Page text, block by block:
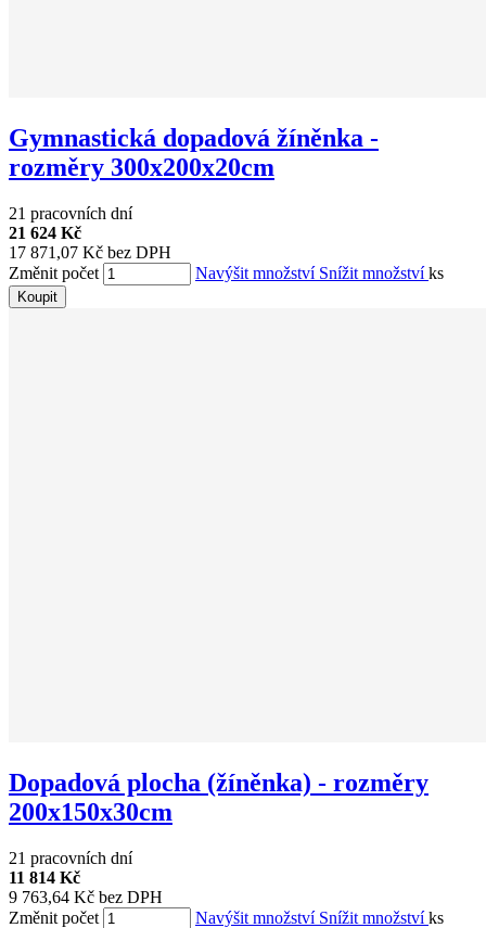
Gymnastická dopadová žíněnka -
rozměry 300x200x20cm
21 pracovních dní
21 624 Kč
17 871,07 Kč bez DPH
Změnit počet
Navýšit množství Snížit množstvíks
Koupit
Dopadová plocha (žíněnka) - rozměry
200x150x30cm
21 pracovních dní
11 814 Kč
9 763,64 Kč bez DPH
Změnit počet
Navýšit množství Snížit množstvíks